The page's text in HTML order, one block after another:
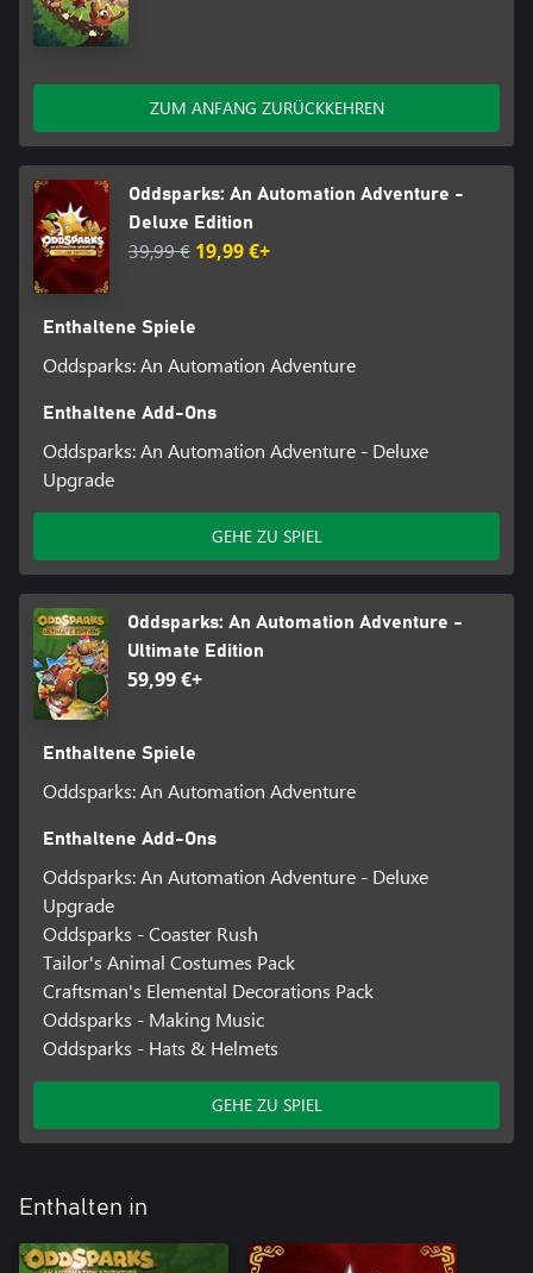
ZUM ANFANG ZURÜCKKEHREN
Oddsparks: An Automation Adventure -
Deluxe Edition
39,99 € 19,99 €+
Enthaltene Spiele
Oddsparks: An Automation Adventure
Enthaltene Add-Ons
Oddsparks: An Automation Adventure - Deluxe
Upgrade
GEHE ZU SPIEL
Oddsparks: An Automation Adventure -
Ultimate Edition
59,99 €+
Enthaltene Spiele
Oddsparks: An Automation Adventure
Enthaltene Add-Ons
Oddsparks: An Automation Adventure - Deluxe
Upgrade
Oddsparks - Coaster Rush
Tailor's Animal Costumes Pack
Craftsman's Elemental Decorations Pack
Oddsparks - Making Music
Oddsparks - Hats & Helmets
GEHE ZU SPIEL
Enthalten in